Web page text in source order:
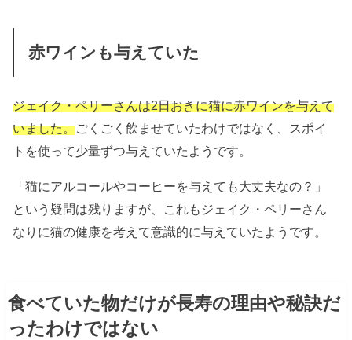
赤ワインも与えていた
ジェイク・ペリーさんは2日おきに猫に赤ワインを与えて
いました。ごくごく飲ませていたわけではなく、スポイ
トを使って少量ずつ与えていたようです。
「猫にアルコールやコーヒーを与えても大丈夫なの？」
という疑問は残りますが、これもジェイク・ペリーさん
なりに猫の健康を考えて意識的に与えていたようです。
食べていた物だけが長寿の理由や秘訣だ
ったわけではない